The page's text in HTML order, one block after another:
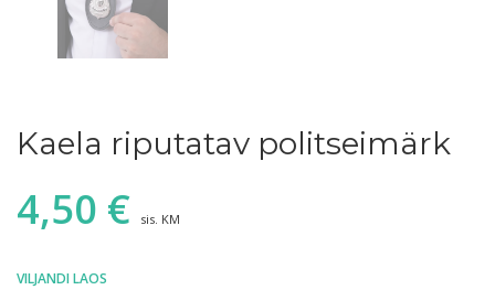
Kaela riputatav politseimärk
4,50 € sis. KM
VILJANDI LAOS